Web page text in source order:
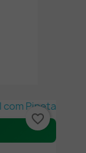
favorite_border